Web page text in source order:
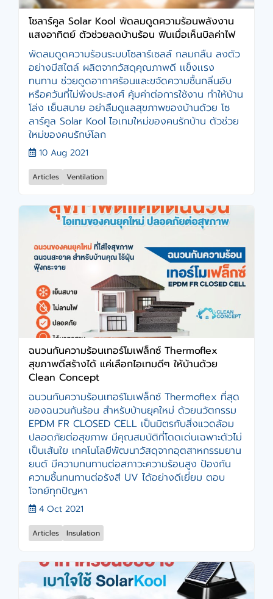
โซลาร์คูล Solar Kool พัดลมดูดความร้อนพลังงาน
แสงอาทิตย์ ตัวช่วยลดบ้านร้อน ฟินเมื่อเห็นบิลค่าไฟ
พัดลมดูดความร้อนระบบโซลาร์เซลล์ กลมกลืน ลงตัว
อย่างมีสไตล์ ผลิตจากวัสดุคุณภาพดี เเข็งเเรง
ทนทาน ช่วยดูดอากาศร้อนและขจัดความชื้นกลิ่นอับ
หรือควันที่ไม่พึงประสงศ์ คุ้มค่าต่อการใช้งาน ทำให้บ้าน
โล่ง เย็นสบาย อย่าลืมดูแลสุขภาพของบ้านด้วย โซ
ลาร์คูล Solar Kool ไอเทมใหม่ของคนรักบ้าน ตัวช่วย
ใหม่ของคนรักษ์โลก
10 Aug 2021
Articles Ventilation
ฉนวนกันความร้อนเทอร์โมเฟล็กซ์ Thermoflex
สุขภาพดีสร้างได้ แค่เลือกไอเทมดีๆ ให้บ้านด้วย
Clean Concept
ฉนวนกันความร้อนเทอร์โมเฟล็กซ์ Thermoflex ที่สุด
ของฉนวนกันร้อน สำหรับบ้านยุคใหม่ ด้วยนวัตกรรม
EPDM FR CLOSED CELL เป็นมิตรกับสิ่งแวดล้อม
ปลอดภัยต่อสุขภาพ มีคุณสมบัติที่โดดเด่นเฉพาะตัวไม่
เป็นเส้นใย เทคโนโลยีพัฒนาวัสดุจากอุตสาหกรรมยาน
ยนต์ มีความทนทานต่อสภาวะความร้อนสูง ป้องกัน
ความชื้นทนทานต่อรังสี UV ได้อย่างดีเยี่ยม ตอบ
โจทย์ทุกปัญหา
4 Oct 2021
Articles Insulation